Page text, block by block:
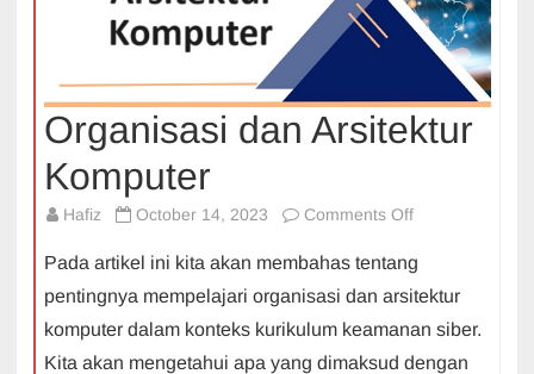
Organisasi dan Arsitektur
Komputer
Hafiz October 14, 2023 Comments Offon
dan
Arsitektur
Komputer
Pada artikel ini kita akan membahas tentang
pentingnya mempelajari organisasi dan arsitektur
komputer dalam konteks kurikulum keamanan siber.
Kita akan mengetahui apa yang dimaksud dengan